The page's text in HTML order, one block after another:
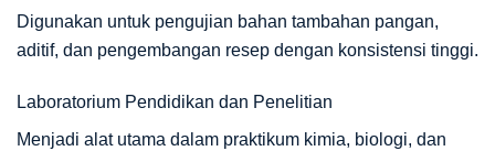
Digunakan untuk pengujian bahan tambahan pangan,
aditif, dan pengembangan resep dengan konsistensi tinggi.
Laboratorium Pendidikan dan Penelitian
Menjadi alat utama dalam praktikum kimia, biologi, dan